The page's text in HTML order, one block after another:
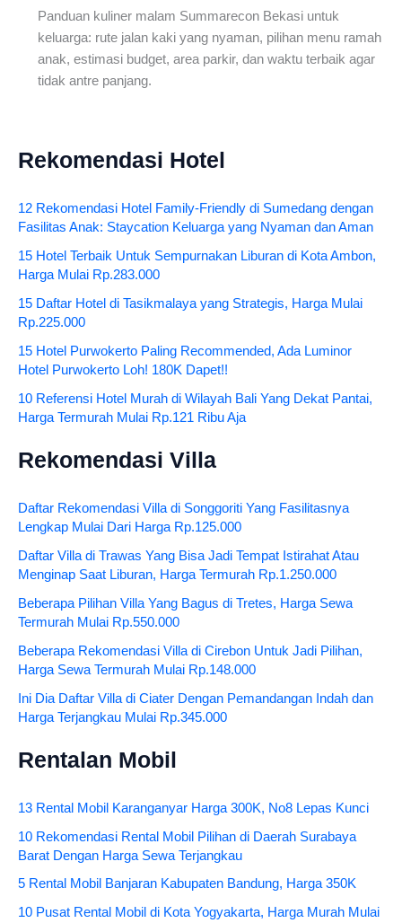
Panduan kuliner malam Summarecon Bekasi untuk
keluarga: rute jalan kaki yang nyaman, pilihan menu ramah
anak, estimasi budget, area parkir, dan waktu terbaik agar
tidak antre panjang.
Rekomendasi Hotel
12 Rekomendasi Hotel Family-Friendly di Sumedang dengan
Fasilitas Anak: Staycation Keluarga yang Nyaman dan Aman
15 Hotel Terbaik Untuk Sempurnakan Liburan di Kota Ambon,
Harga Mulai Rp.283.000
15 Daftar Hotel di Tasikmalaya yang Strategis, Harga Mulai
Rp.225.000
15 Hotel Purwokerto Paling Recommended, Ada Luminor
Hotel Purwokerto Loh! 180K Dapet!!
10 Referensi Hotel Murah di Wilayah Bali Yang Dekat Pantai,
Harga Termurah Mulai Rp.121 Ribu Aja
Rekomendasi Villa
Daftar Rekomendasi Villa di Songgoriti Yang Fasilitasnya
Lengkap Mulai Dari Harga Rp.125.000
Daftar Villa di Trawas Yang Bisa Jadi Tempat Istirahat Atau
Menginap Saat Liburan, Harga Termurah Rp.1.250.000
Beberapa Pilihan Villa Yang Bagus di Tretes, Harga Sewa
Termurah Mulai Rp.550.000
Beberapa Rekomendasi Villa di Cirebon Untuk Jadi Pilihan,
Harga Sewa Termurah Mulai Rp.148.000
Ini Dia Daftar Villa di Ciater Dengan Pemandangan Indah dan
Harga Terjangkau Mulai Rp.345.000
Rentalan Mobil
13 Rental Mobil Karanganyar Harga 300K, No8 Lepas Kunci
10 Rekomendasi Rental Mobil Pilihan di Daerah Surabaya
Barat Dengan Harga Sewa Terjangkau
5 Rental Mobil Banjaran Kabupaten Bandung, Harga 350K
10 Pusat Rental Mobil di Kota Yogyakarta, Harga Murah Mulai